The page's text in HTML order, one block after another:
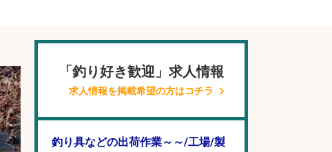
「釣り好き歓迎」求人情報
求人情報を掲載希望の方はコチラ
釣り具などの出荷作業～～/工場/製